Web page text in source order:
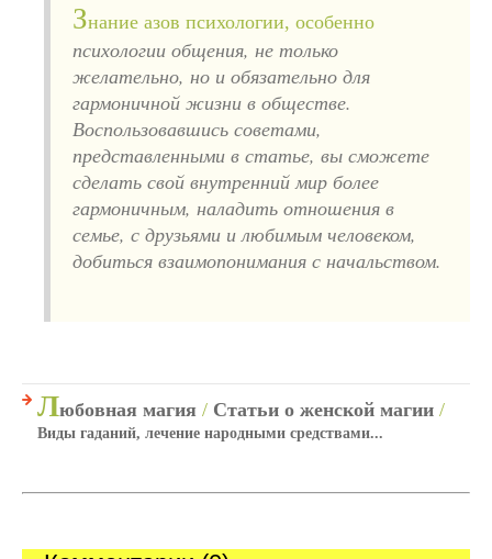
Знание азов психологии, особенно
психологии общения, не только
желательно, но и обязательно для
гармоничной жизни в обществе.
Воспользовавшись советами,
представленными в статье, вы сможете
сделать свой внутренний мир более
гармоничным, наладить отношения в
семье, с друзьями и любимым человеком,
добиться взаимопонимания с начальством.
Любовная магия / Статьи о женской магии /
Виды гаданий, лечение народными средствами...